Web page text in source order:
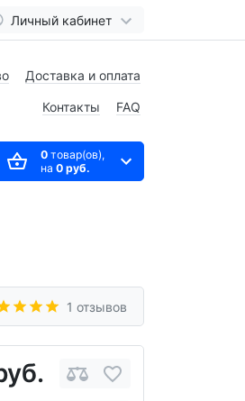
Личный кабинет
Доставка и оплата
Контакты FAQ
0товар(ов),
на 0 руб.
1 отзывов